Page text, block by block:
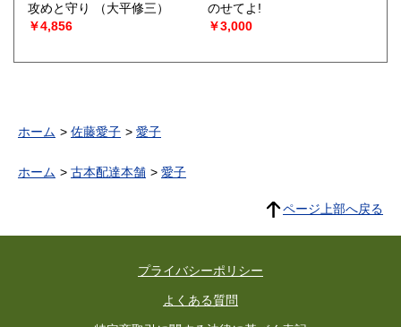
攻めと守り
（大平修三）
￥4,856
のせてよ!
￥3,000
ホーム 佐藤愛子 愛子
ホーム 古本配達本舗 愛子
ページ上部へ戻る
プライバシーポリシー
よくある質問